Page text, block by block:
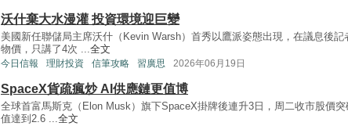
沃什棄大水漫灌 投資環境迎巨變
美國新任聯儲局主席沃什（Kevin Warsh）首秀以鷹派姿態出現，在議息後記
物價，只講了4次 ... 全文
今日信報 理財投資 信筆攻略 習廣思 2026年06月19日
SpaceX貨疏瘋炒 AI供應鏈更值博
全球首富馬斯克（Elon Musk）旗下SpaceX掛牌後連升3日，周二收市股價
值達到2.6 ...全文